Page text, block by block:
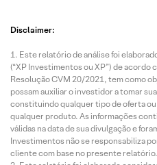
Disclaimer:
Este relatório de análise foi
(“XP Investimentos ou XP”) de acordo
Resolução CVM 20/2021, tem como
possam auxiliar o investidor a tomar
constituindo qualquer tipo de oferta
qualquer produto. As informações
válidas na data de sua divulgação e
Investimentos não se responsabiliza
cliente com base no presente relatório.